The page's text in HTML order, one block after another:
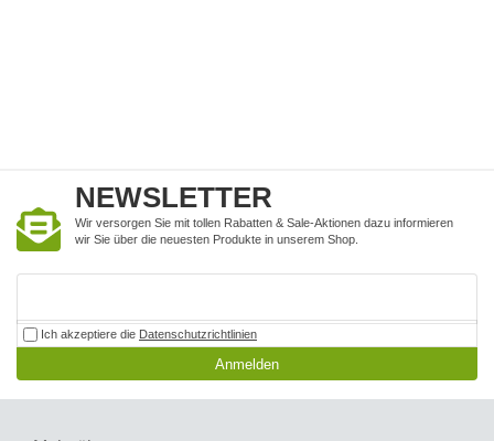
NEWSLETTER
Wir versorgen Sie mit tollen Rabatten & Sale-Aktionen dazu informieren
wir Sie über die neuesten Produkte in unserem Shop.
Ich akzeptiere die Datenschutzrichtlinien
Anmelden